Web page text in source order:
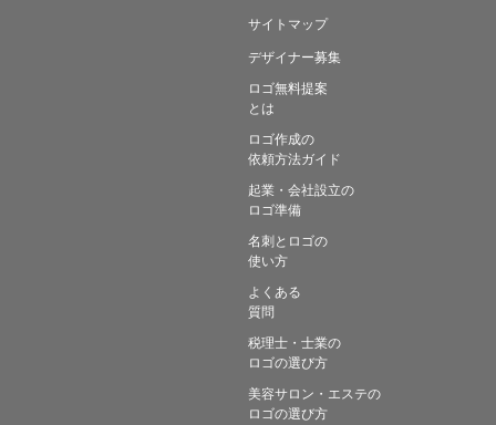
サイトマップ
デザイナー募集
ロゴ無料提案
とは
ロゴ作成の
依頼方法ガイド
起業・会社設立の
ロゴ準備
名刺とロゴの
使い方
よくある
質問
税理士・士業の
ロゴの選び方
美容サロン・エステの
ロゴの選び方